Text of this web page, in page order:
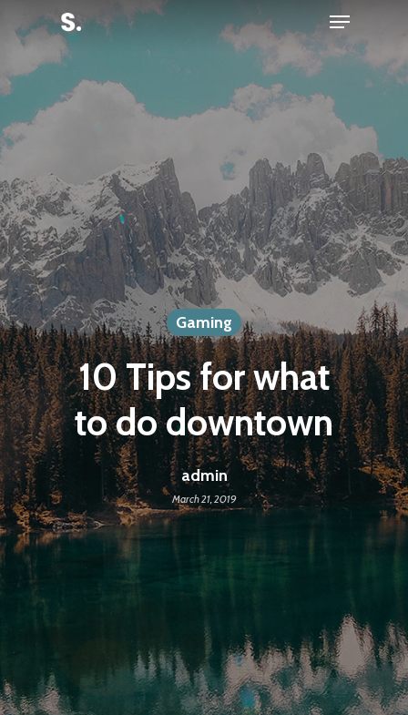
main
content
Menu
Gaming
10 Tips for what
to do downtown
admin
March 21, 2019
Close
Menu